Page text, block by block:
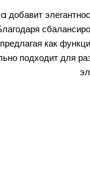
добавит
как
подходит для